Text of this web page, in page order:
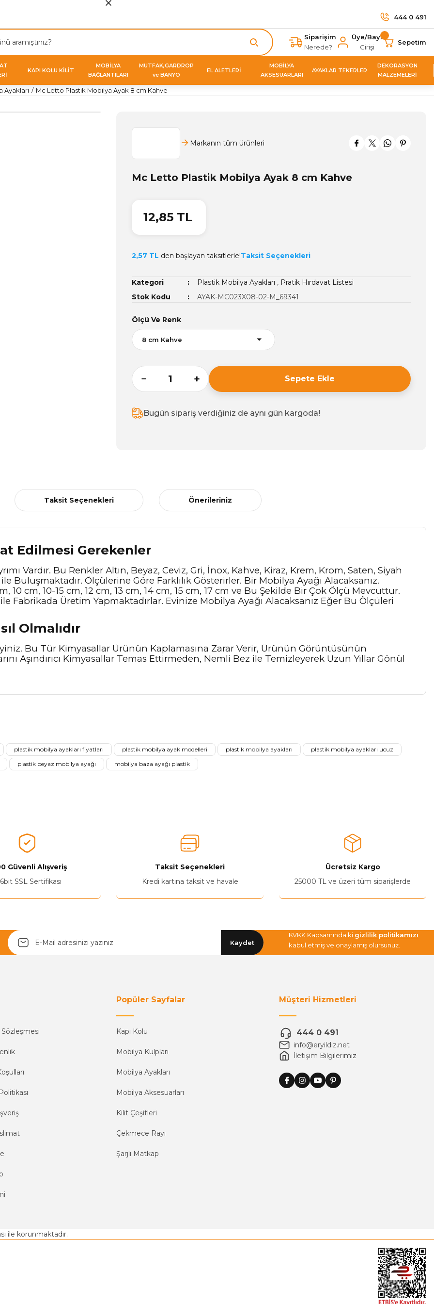
444 0 491
Siparişim
Nerede?
Üye/Bayi
Girişi
Sepetim
KAPI KOLU KİLİT
MOBİLYA
BAĞLANTILARI
MUTFAK,GARDROP
ve BANYO
EL ALETLERİ
MOBİLYA
AKSESUARLARI
AYAKLAR TEKERLER
DEKORASYON
MALZEMELERİ
Ayakları Mc Letto Plastik Mobilya Ayak 8 cm Kahve
Markanın tüm ürünleri
Mc Letto Plastik Mobilya Ayak 8 cm Kahve
12,85 TL
2,57 TL den başlayan taksitlerle!Taksit Seçenekleri
Kategori Plastik Mobilya Ayakları , Pratik Hırdavat Listesi
Stok Kodu
AYAK-MC023X08-02-M_69341
Ölçü Ve Renk
Sepete Ekle
Bugün sipariş verdiğiniz de aynı gün kargoda!
Taksit Seçenekleri Önerileriniz
Edilmesi Gerekenler
Vardır. Bu Renkler Altın, Beyaz, Ceviz, Gri, İnox, Kahve, Kiraz, Krem, Krom, Saten, Siyah
Buluşmaktadır. Ölçülerine Göre Farklılık Gösterirler. Bir Mobilya Ayağı Alacaksanız.
10 cm, 10-15 cm, 12 cm, 13 cm, 14 cm, 15 cm, 17 cm ve Bu Şekilde Bir Çok Ölçü Mevcuttur.
Fabrikada Üretim Yapmaktadırlar. Evinize Mobilya Ayağı Alacaksanız Eğer Bu Ölçüleri
Olmalıdır
Bu Tür Kimyasallar Ürünün Kaplamasına Zarar Verir, Ürünün Görüntüsünün
Aşındırıcı Kimyasallar Temas Ettirmeden, Nemli Bez ile Temizleyerek Uzun Yıllar Gönül
Ürünü Değerlendir 😂😊😍😐🤔😡
plastik mobilya ayakları fiyatları plastik mobilya ayak modelleri plastik mobilya ayakları
plastik mobilya ayakları ucuz
plastik beyaz mobilya ayağı mobilya baza ayağı plastik
Güvenli Alışveriş
SSL Sertifikası
Taksit Seçenekleri
Kredi kartına taksit ve havale
Ücretsiz Kargo
25000 TL ve üzeri tüm siparişlerde
Kaydet
KVKK Kapsamında ki gizlilik politikamızı
kabul etmiş ve onaylamış olursunuz.
Sözleşmesi
Popüler Sayfalar
Kapı Kolu
Mobilya Kulpları
Mobilya Ayakları
Mobilya Aksesuarları
Kilit Çeşitleri
Çekmece Rayı
Şarjlı Matkap
Müşteri Hizmetleri
444 0 491
info@eryildiz.net
İletişim Bilgilerimiz
ile korunmaktadır.